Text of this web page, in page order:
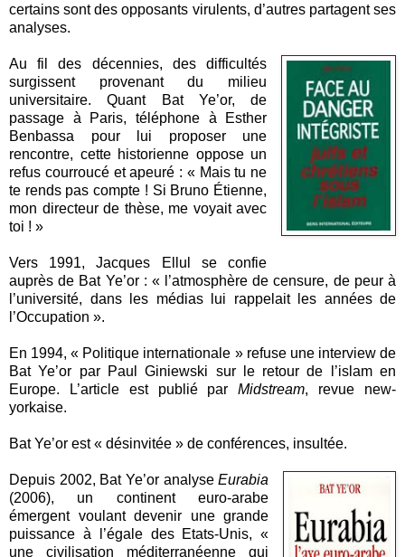
certains sont des opposants virulents, d’autres partagent ses
analyses.
Au fil des décennies, des difficultés
surgissent provenant du milieu
universitaire. Quant Bat Ye’or, de
passage à Paris, téléphone à Esther
Benbassa pour lui proposer une
rencontre, cette historienne oppose un
refus courroucé et apeuré : « Mais tu ne
te rends pas compte ! Si Bruno Étienne,
mon directeur de thèse, me voyait avec
toi ! »
Vers 1991, Jacques Ellul se confie
auprès de Bat Ye’or : « l’atmosphère de censure, de peur à
l’université, dans les médias lui rappelait les années de
l’Occupation ».
En 1994, « Politique internationale » refuse une interview de
Bat Ye’or par Paul Giniewski sur le retour de l’islam en
Europe. L’article est publié parMidstream, revue new-
yorkaise.
Bat Ye’or est « désinvitée » de conférences, insultée.
Depuis 2002, Bat Ye’or analyseEurabia
(2006), un continent euro-arabe
émergent voulant devenir une grande
puissance à l’égale des Etats-Unis, «
une civilisation méditerranéenne qui